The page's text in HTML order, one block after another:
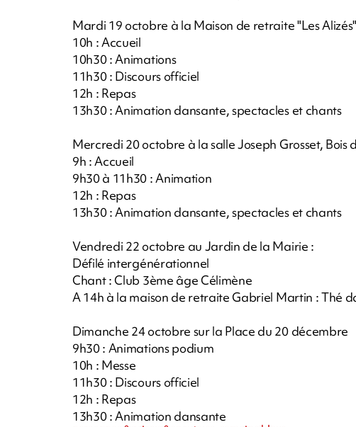
Mardi 19 octobre à la Maison de retraite "Les Alizés"
10h : Accueil
10h30 : Animations
11h30 : Discours officiel
12h : Repas
13h30 : Animation dansante, spectacles et chants
Mercredi 20 octobre à la salle Joseph Grosset, Bois
9h : Accueil
9h30 à 11h30 : Animation
12h : Repas
13h30 : Animation dansante, spectacles et chants
Vendredi 22 octobre au Jardin de la Mairie :
Défilé intergénérationnel
Chant : Club 3ème âge Célimène
A 14h à la maison de retraite Gabriel Martin : Thé
Dimanche 24 octobre sur la Place du 20 décembre
9h30 : Animations podium
10h : Messe
11h30 : Discours officiel
12h : Repas
13h30 : Animation dansante